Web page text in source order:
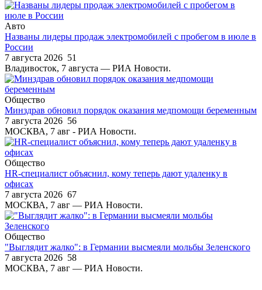
Авто
Названы лидеры продаж электромобилей с пробегом в июле в
России
7 августа 2026 51
Владивосток, 7 августа — РИА Новости.
Общество
Минздрав обновил порядок оказания медпомощи беременным
7 августа 2026 56
МОСКВА, 7 авг - РИА Новости.
Общество
HR-специалист объяснил, кому теперь дают удаленку в
офисах
7 августа 2026 67
МОСКВА, 7 авг — РИА Новости.
Общество
"Выглядит жалко": в Германии высмеяли мольбы Зеленского
7 августа 2026 58
МОСКВА, 7 авг — РИА Новости.